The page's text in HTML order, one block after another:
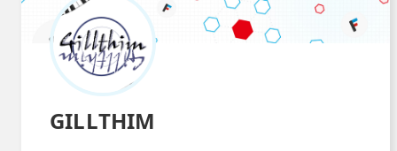
GILLTHIM